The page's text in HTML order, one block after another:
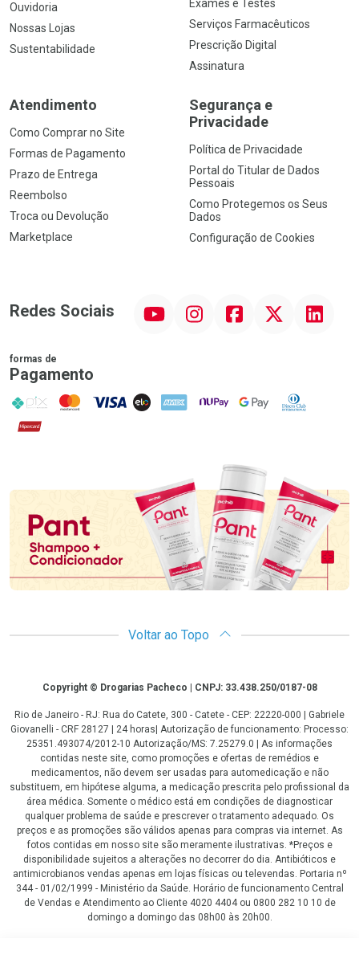
Ouvidoria
Nossas Lojas
Sustentabilidade
Exames e Testes
Serviços Farmacêuticos
Prescrição Digital
Assinatura
Atendimento
Como Comprar no Site
Formas de Pagamento
Prazo de Entrega
Reembolso
Troca ou Devolução
Marketplace
Segurança e
Privacidade
Política de Privacidade
Portal do Titular de Dados
Pessoais
Como Protegemos os Seus
Dados
Configuração de Cookies
Redes Sociais InstagramFacebook Linkedin
formas de
Pagamento
PIX MasterCard
VISA ELO AMEX NuPay Google PayDiners Club
Hipercard
Promoção em Destaque
Voltar ao Topo
CopyrightCopyright © Drogarias Pacheco | CNPJ: 33.438.250/0187-08
Rio de Janeiro - RJ: Rua do Catete, 300 - Catete - CEP: 22220-000 | Gabriele
Giovanelli - CRF 28127 | 24 horas| Autorização de funcionamento: Processo:
25351.493074/2012-10 Autorização/MS: 7.25279.0 | As informações
contidas neste site, como promoções e ofertas de remédios e
medicamentos, não devem ser usadas para automedicação e não
substituem, em hipótese alguma, a medicação prescrita pelo profissional da
área médica. Somente o médico está em condições de diagnosticar
qualquer problema de saúde e prescrever o tratamento adequado. Os
preços e as promoções são válidos apenas para compras via internet. As
fotos contidas em nosso site são meramente ilustrativas. *Preços e
disponibilidade sujeitos a alterações no decorrer do dia. Antibióticos e
antimicrobianos vendas apenas em lojas físicas ou televendas. Portaria nº
344 - 01/02/1999 - Ministério da Saúde. Horário de funcionamento Central
de Vendas e Atendimento ao Cliente 4020 4404 ou 0800 282 10 10 de
domingo a domingo das 08h00 às 20h00.